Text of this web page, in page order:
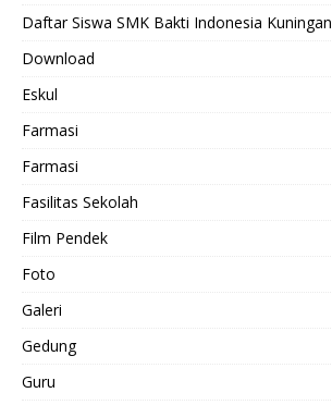
Daftar Siswa SMK Bakti Indonesia Kuningan
Download
Eskul
Farmasi
Farmasi
Fasilitas Sekolah
Film Pendek
Foto
Galeri
Gedung
Guru